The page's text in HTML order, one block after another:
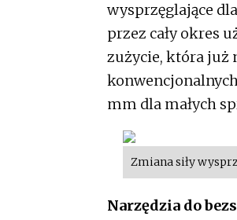
wysprzęglające
przez cały okres
zużycie, która już
mm dla małych
Zmiana siły
Narzędzia do